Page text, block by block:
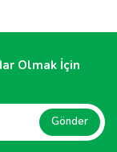
Olmak İçin
Gönder